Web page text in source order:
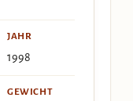
JAHR
1998
GEWICHT